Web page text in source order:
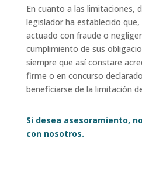
En cuanto a las limitaciones,
legislador ha establecido
actuado con fraude o
cumplimiento de sus
siempre que así constare
firme o en concurso
beneficiarse de la limitación
Si desea asesoramiento,
con nosotros.